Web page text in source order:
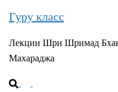
Гуру класс
Лекции Шри Шримад
Махараджа
Поиск